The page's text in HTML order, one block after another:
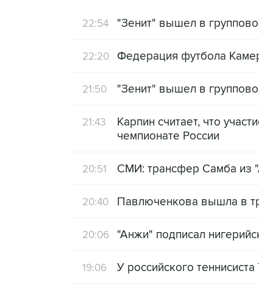
22:54 "Зенит" вышел в
22:20 Федерация футбола
21:50 "Зенит" вышел в
21:43
Карпин считает, что
чемпионате России
20:51 СМИ: трансфер Самба из
20:40 Павлюченкова вышла в
20:06 "Анжи" подписал
19:06 У российского